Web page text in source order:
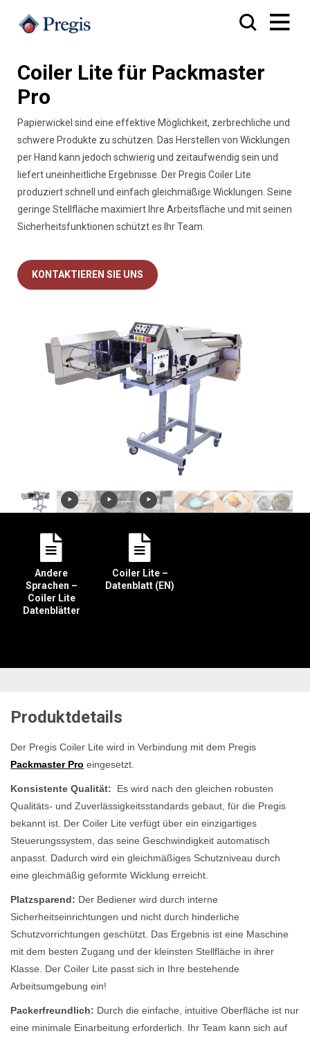
Coiler Lite für Packmaster
Pro
Papierwickel sind eine effektive Möglichkeit, zerbrechliche und
schwere Produkte zu schützen. Das Herstellen von Wicklungen
per Hand kann jedoch schwierig und zeitaufwendig sein und
liefert uneinheitliche Ergebnisse. Der Pregis Coiler Lite
produziert schnell und einfach gleichmäßige Wicklungen. Seine
geringe Stellfläche maximiert Ihre Arbeitsfläche und mit seinen
Sicherheitsfunktionen schützt es Ihr Team.
KONTAKTIEREN SIE UNS
Andere
Sprachen –
Coiler Lite
Datenblätter
Coiler Lite –
Datenblatt (EN)
Produktdetails
Der Pregis Coiler Lite wird in Verbindung mit dem Pregis
Packmaster Pro eingesetzt.
Konsistente Qualität:
Es wird nach den gleichen robusten
Qualitäts- und Zuverlässigkeitsstandards gebaut, für die Pregis
bekannt ist. Der Coiler Lite verfügt über ein einzigartiges
Steuerungssystem, das seine Geschwindigkeit automatisch
anpasst. Dadurch wird ein gleichmäßiges Schutzniveau durch
eine gleichmäßig geformte Wicklung erreicht.
Platzsparend: Der Bediener wird durch interne
Sicherheitseinrichtungen und nicht durch hinderliche
Schutzvorrichtungen geschützt. Das Ergebnis ist eine Maschine
mit dem besten Zugang und der kleinsten Stellfläche in ihrer
Klasse. Der Coiler Lite passt sich in Ihre bestehende
Arbeitsumgebung ein!
Packerfreundlich: Durch die einfache, intuitive Oberfläche ist nur
eine minimale Einarbeitung erforderlich. Ihr Team kann sich auf